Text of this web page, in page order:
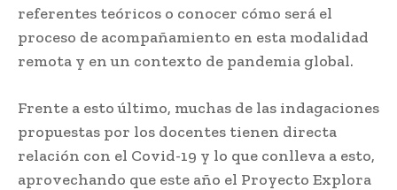
referentes teóricos o conocer cómo será el
proceso de acompañamiento en esta modalidad
remota y en un contexto de pandemia global.
Frente a esto último, muchas de las indagaciones
propuestas por los docentes tienen directa
relación con el Covid-19 y lo que conlleva a esto,
aprovechando que este año el Proyecto Explora